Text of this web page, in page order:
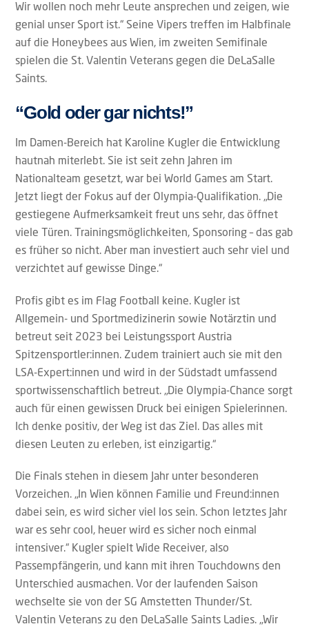
Wir wollen noch mehr Leute ansprechen und zeigen, wie
genial unser Sport ist.“ Seine Vipers treffen im Halbfinale
auf die Honeybees aus Wien, im zweiten Semifinale
spielen die St. Valentin Veterans gegen die DeLaSalle
Saints.
“Gold oder gar nichts!”
Im Damen-Bereich hat Karoline Kugler die Entwicklung
hautnah miterlebt. Sie ist seit zehn Jahren im
Nationalteam gesetzt, war bei World Games am Start.
Jetzt liegt der Fokus auf der Olympia-Qualifikation. „Die
gestiegene Aufmerksamkeit freut uns sehr, das öffnet
viele Türen. Trainingsmöglichkeiten, Sponsoring – das gab
es früher so nicht. Aber man investiert auch sehr viel und
verzichtet auf gewisse Dinge.“
Profis gibt es im Flag Football keine. Kugler ist
Allgemein- und Sportmedizinerin sowie Notärztin und
betreut seit 2023 bei Leistungssport Austria
Spitzensportler:innen. Zudem trainiert auch sie mit den
LSA-Expert:innen und wird in der Südstadt umfassend
sportwissenschaftlich betreut. „Die Olympia-Chance sorgt
auch für einen gewissen Druck bei einigen Spielerinnen.
Ich denke positiv, der Weg ist das Ziel. Das alles mit
diesen Leuten zu erleben, ist einzigartig.“
Die Finals stehen in diesem Jahr unter besonderen
Vorzeichen. „In Wien können Familie und Freund:innen
dabei sein, es wird sicher viel los sein. Schon letztes Jahr
war es sehr cool, heuer wird es sicher noch einmal
intensiver.“ Kugler spielt Wide Receiver, also
Passempfängerin, und kann mit ihren Touchdowns den
Unterschied ausmachen. Vor der laufenden Saison
wechselte sie von der SG Amstetten Thunder/St.
Valentin Veterans zu den DeLaSalle Saints Ladies. „Wir